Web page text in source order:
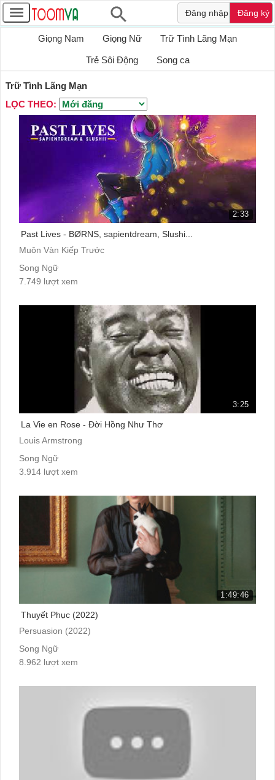
Đăng nhập Đăng ký
Giọng Nam Giọng Nữ Trữ Tình Lãng Mạn
Trẻ Sôi Động Song ca
Trữ Tình Lãng Mạn
LỌC THEO:
2:33
Past Lives - BØRNS, sapientdream, Slushi...
Muôn Vàn Kiếp Trước
Song Ngữ
7.749 lượt xem
3:25
La Vie en Rose - Đời Hồng Như Thơ
Louis Armstrong
Song Ngữ
3.914 lượt xem
1:49:46
Thuyết Phục (2022)
Persuasion (2022)
Song Ngữ
8.962 lượt xem